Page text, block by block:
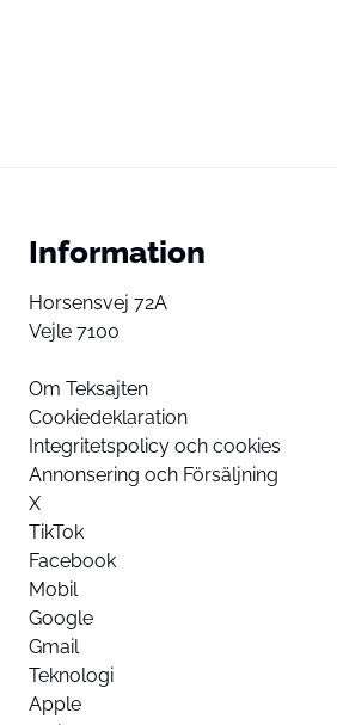
Information
Horsensvej 72A
Vejle 7100
Om Teksajten
Cookiedeklaration
Integritetspolicy och cookies
Annonsering och Försäljning
X
TikTok
Facebook
Mobil
Google
Gmail
Teknologi
Apple